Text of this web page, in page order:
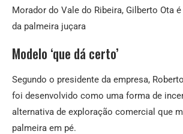
Morador do Vale do Ribeira, Gilberto Ota
da palmeira juçara
Modelo ‘que dá certo’
Segundo o presidente da empresa,
foi desenvolvido como uma forma de
alternativa de exploração comercial que
palmeira em pé.